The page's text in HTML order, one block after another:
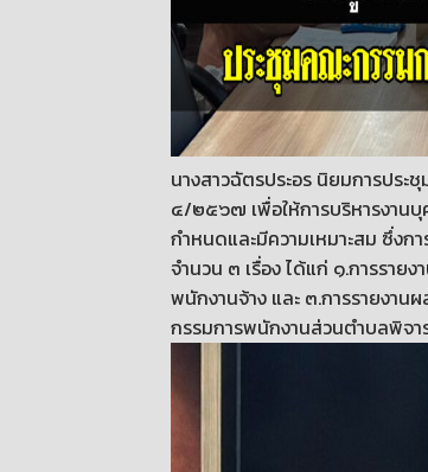
นางสาวฉัตรประอร นิยมการประ
๔/๒๕๖๗ เพื่อให้การบริหารงาน
กำหนดและมีความเหมาะสม ซึ่งก
จำนวน ๓ เรื่อง ได้แก่ ๑.การรา
พนักงานจ้าง และ ๓.การรายงา
กรรมการพนักงานส่วนตำบลพิจา